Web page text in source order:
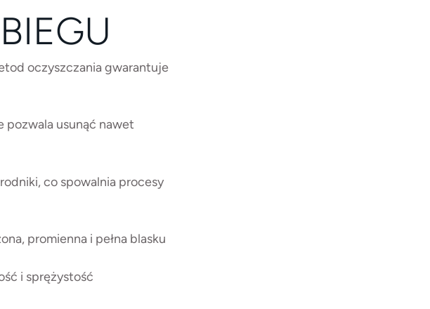
oczyszczania gwarantuje
pozwala usunąć nawet
co spowalnia procesy
promienna i pełna blasku
i sprężystość